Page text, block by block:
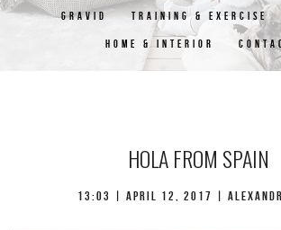
GRAVID TRAINING & EXERCISE
HOME & INTERIOR
HOLA FROM SPAIN
13:03 | april 12, 2017 |